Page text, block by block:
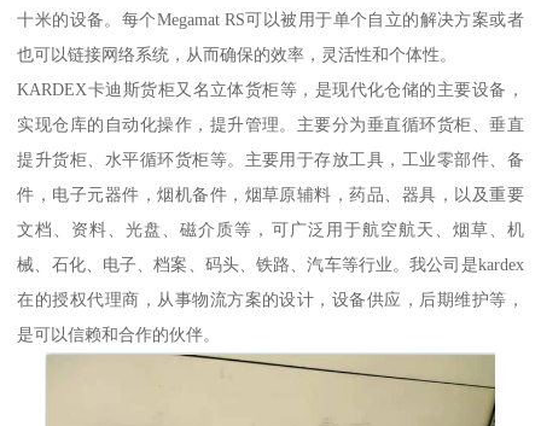
十米的设备。每个Megamat RS可以被用于单个自立的解决方案或者
也可以链接网络系统，从而确保的效率，灵活性和个体性。
KARDEX卡迪斯货柜又名立体货柜等，是现代化仓储的主要设备，
实现仓库的自动化操作，提升管理。主要分为垂直循环货柜、垂直
提升货柜、水平循环货柜等。主要用于存放工具，工业零部件、备
件，电子元器件，烟机备件，烟草原辅料，药品、器具，以及重要
文档、资料、光盘、磁介质等，可广泛用于航空航天、烟草、机
械、石化、电子、档案、码头、铁路、汽车等行业。我公司是kardex
在的授权代理商，从事物流方案的设计，设备供应，后期维护等，
是可以信赖和合作的伙伴。